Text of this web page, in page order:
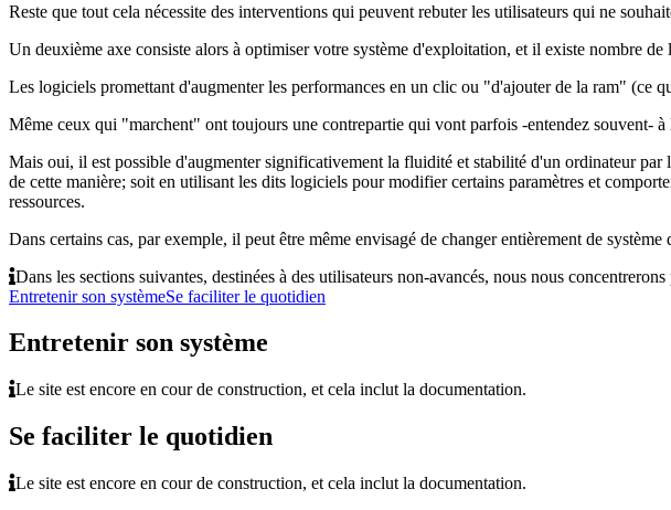
Reste que tout cela nécessite des interventions qui peuvent rebuter les utilisateurs qui ne
Un deuxième axe consiste alors à optimiser votre système d'exploitation, et il existe nombre
Les logiciels promettant d'augmenter les performances en un clic ou "d'ajouter de la ram" (ce
Même ceux qui "marchent" ont toujours une contrepartie qui vont parfois -entendez souvent- à
Mais oui, il est possible d'augmenter significativement la fluidité et stabilité d'un ordinateur
de cette manière; soit en utilisant les dits logiciels pour modifier certains paramètres et
ressources.
Dans certains cas, par exemple, il peut être même envisagé de changer entièrement de
Dans les sections suivantes, destinées à des utilisateurs non-avancés, nous nous
Entretenir son systèmeSe faciliter le quotidien
Entretenir son système
Le site est encore en cour de construction, et cela inclut la documentation.
Se faciliter le quotidien
Le site est encore en cour de construction, et cela inclut la documentation.